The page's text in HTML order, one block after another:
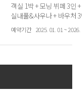
객실 1박 + 모닝 뷔페 3인
실내풀&사우나 + 바우처
예약기간 2025. 01. 01 ~ 2026.